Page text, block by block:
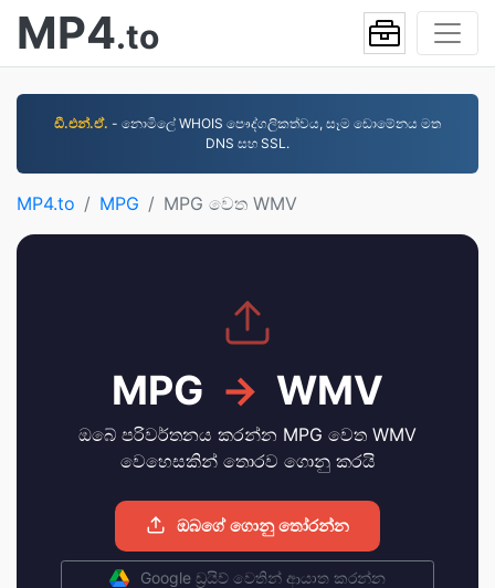
MP4.to
ඩී.එන්.ඒ. - නොමිලේ WHOIS පෞද්ගලිකත්වය, සෑම ඩොමේනය මත
DNS සහ SSL.
MP4.to MPG MPG වෙත WMV
MPG → WMV
ඔබේ පරිවර්තනය කරන්න MPG වෙත WMV
වෙහෙසකින් තොරව ගොනු කරයි
ඔබගේ ගොනු තෝරන්න
Google ඩ්‍රයිව් වෙතින් ආයාත කරන්න